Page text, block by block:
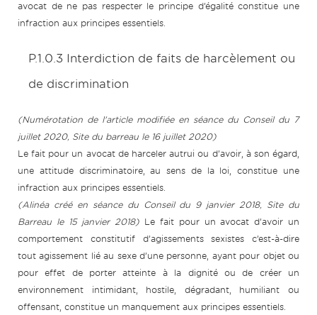
avocat de ne pas respecter le principe d’égalité constitue une
infraction aux principes essentiels.
P.1.0.3 Interdiction de faits de harcèlement ou
de discrimination
(Numérotation de l'article modifiée en séance du Conseil du 7
juillet 2020, Site du barreau le 16 juillet 2020)
Le fait pour un avocat de harceler autrui ou d’avoir, à son égard,
une attitude discriminatoire, au sens de la loi, constitue une
infraction aux principes essentiels.
(Alinéa créé en séance du Conseil du 9 janvier 2018, Site du
Barreau le 15 janvier 2018) Le fait pour un avocat d’avoir un
comportement constitutif d’agissements sexistes c’est-à-dire
tout agissement lié au sexe d’une personne, ayant pour objet ou
pour effet de porter atteinte à la dignité ou de créer un
environnement intimidant, hostile, dégradant, humiliant ou
offensant, constitue un manquement aux principes essentiels.